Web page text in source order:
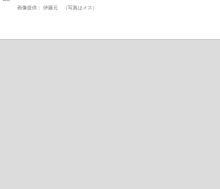
画像提供： 伊藤元 （写真はメス）